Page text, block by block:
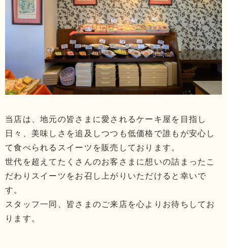
当店は、地元の皆さまに愛されるケーキ屋を目指し
日々、 美味しさを追及しつつも低価格で誰もが安心し
て食べられるスイーツを販売しております。
世代を超えてたくさんのお客さまに想いの詰まったこ
だわりスイーツをお召し上がりいただけると幸いで
す。
スタッフ一同、皆さまのご来店を心よりお待ちしてお
ります。